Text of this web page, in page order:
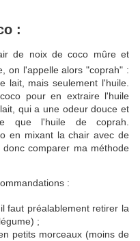
:
de noix de coco mûre et
on l'appelle alors "coprah" :
lait, mais seulement l'huile.
pour en extraire l'huile
qui a une odeur douce et
que l'huile de coprah.
en mixant la chair avec de
comparer ma méthode
:
faut préalablement retirer la
;
petits morceaux (moins de